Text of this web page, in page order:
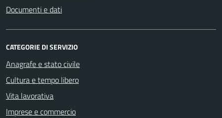
Documenti e dati
CATEGORIE DI SERVIZIO
Anagrafe e stato civile
Cultura e tempo libero
Vita lavorativa
Imprese e commercio